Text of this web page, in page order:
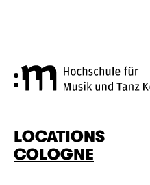
LOCATIONS
COLOGNE